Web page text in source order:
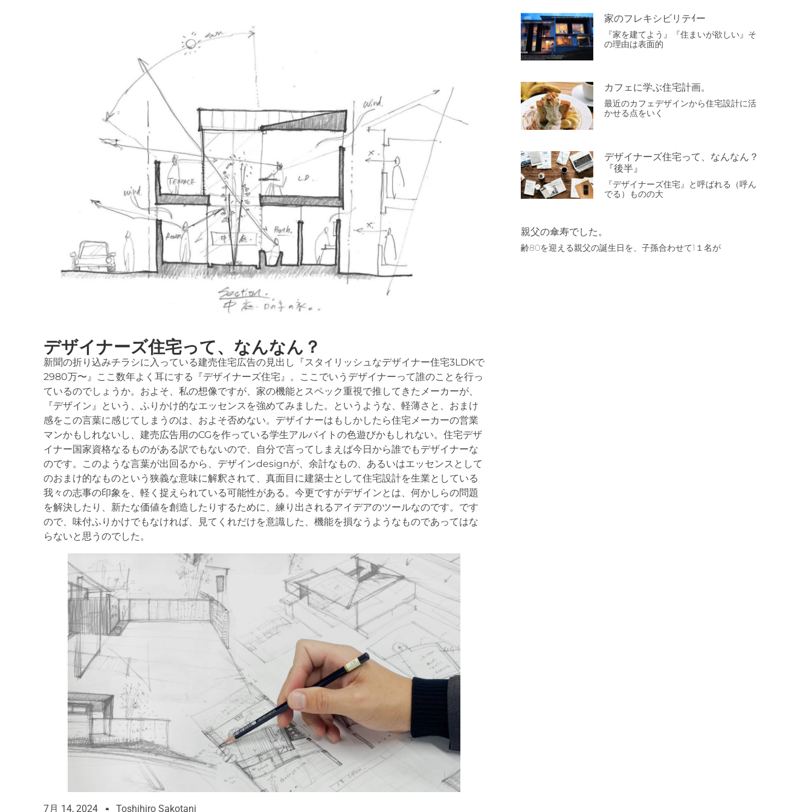
デザイナーズ住宅って、なんなん？
新聞の折り込みチラシに入っている建売住宅広告の見出し『スタイリッシュなデザイナー住宅3LDKで
2980万〜』ここ数年よく耳にする『デザイナーズ住宅』。ここでいうデザイナーって誰のことを行っ
ているのでしょうか。およそ、私の想像ですが、家の機能とスペック重視で推してきたメーカーが、
『デザイン』という、ふりかけ的なエッセンスを強めてみました。というような、軽薄さと、おまけ
感をこの言葉に感じてしまうのは、およそ否めない。デザイナーはもしかしたら住宅メーカーの営業
マンかもしれないし、建売広告用のCGを作っている学生アルバイトの色遊びかもしれない。住宅デザ
イナー国家資格なるものがある訳でもないので、自分で言ってしまえば今日から誰でもデザイナーな
のです。このような言葉が出回るから、デザインdesignが、余計なもの、あるいはエッセンスとして
のおまけ的なものという狭義な意味に解釈されて、真面目に建築士として住宅設計を生業としている
我々の志事の印象を、軽く捉えられている可能性がある。今更ですがデザインとは、何かしらの問題
を解決したり、新たな価値を創造したりするために、練り出されるアイデアのツールなのです。です
ので、味付ふりかけでもなければ、見てくれだけを意識した、機能を損なうようなものであってはな
らないと思うのでした。
7月 14, 2024 Toshihiro Sakotani
家のフレキシビリテｲー
『家を建てよう』『住まいが欲しい』そ
の理由は表面的
カフェに学ぶ住宅計画。
最近のカフェデザインから住宅設計に活
かせる点をいく
デザイナーズ住宅って、なんなん？
『後半』
『デザイナーズ住宅』と呼ばれる（呼ん
でる）ものの大
親父の傘寿でした。
齢80を迎える親父の誕生日を、子孫合わせて1１名が